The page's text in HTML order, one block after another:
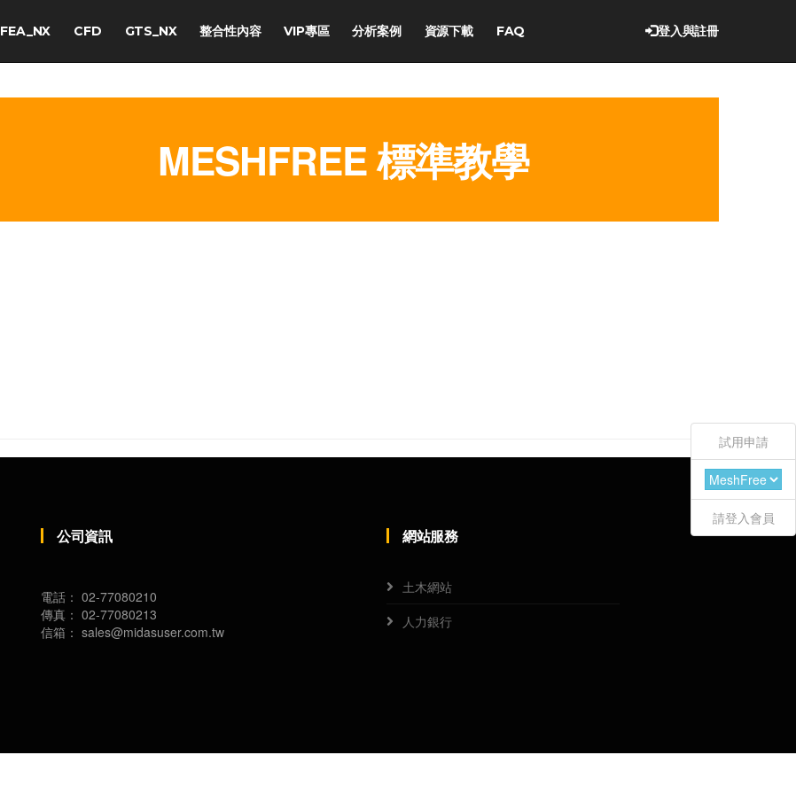
FEA_NX CFD GTS_NX 整合性內容 VIP專區 分析案例 資源下載 FAQ 登入與註冊
MESHFREE標準教學
公司資訊
電話： 02-77080210
傳真： 02-77080213
信箱： sales@midasuser.com.tw
網站服務
土木網站
人力銀行
試用申請
請登入會員